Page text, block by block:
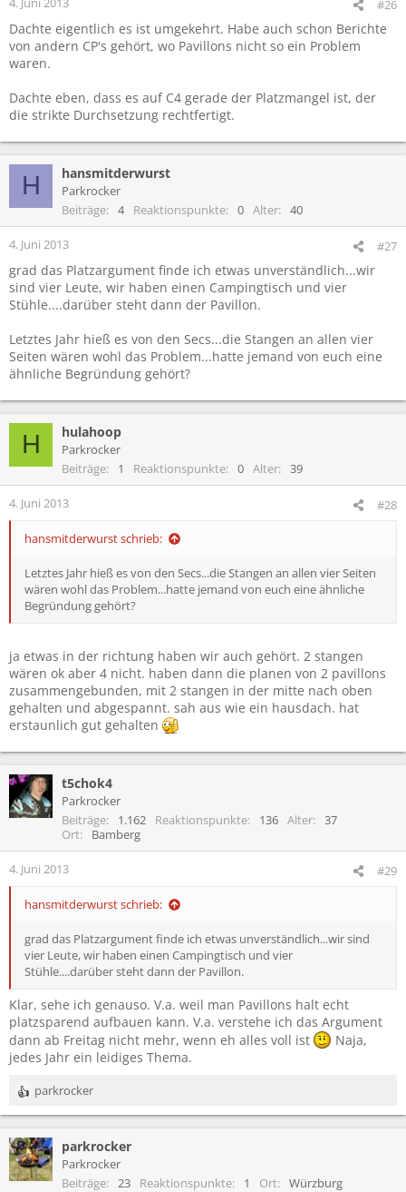
:
#26
Dachte eigentlich es ist umgekehrt. Habe auch schon Berichte
von andern CP's gehört, wo Pavillons nicht so ein Problem
waren.
Dachte eben, dass es auf C4 gerade der Platzmangel ist, der
die strikte Durchsetzung rechtfertigt.
H hansmitderwurst
Parkrocker
Beiträge
4 Reaktionspunkte 0 Alter 40
4. Juni 2013 #27
grad das Platzargument finde ich etwas unverständlich...wir
sind vier Leute, wir haben einen Campingtisch und vier
Stühle....darüber steht dann der Pavillon.
Letztes Jahr hieß es von den Secs...die Stangen an allen vier
Seiten wären wohl das Problem...hatte jemand von euch eine
ähnliche Begründung gehört?
H hulahoop
Parkrocker
Beiträge
1 Reaktionspunkte 0 Alter 39
4. Juni 2013 #28
hansmitderwurst schrieb:
Letztes Jahr hieß es von den Secs...die Stangen an allen vier Seiten
wären wohl das Problem...hatte jemand von euch eine ähnliche
Begründung gehört?
ja etwas in der richtung haben wir auch gehört. 2 stangen
wären ok aber 4 nicht. haben dann die planen von 2 pavillons
zusammengebunden, mit 2 stangen in der mitte nach oben
gehalten und abgespannt. sah aus wie ein hausdach. hat
erstaunlich gut gehalten
t5chok4
Parkrocker
Beiträge
1.162 Reaktionspunkte 136 Alter
37
Ort
Bamberg
4. Juni 2013 #29
hansmitderwurst schrieb:
grad das Platzargument finde ich etwas unverständlich...wir sind
vier Leute, wir haben einen Campingtisch und vier
Stühle....darüber steht dann der Pavillon.
Klar, sehe ich genauso. V.a. weil man Pavillons halt echt
platzsparend aufbauen kann. V.a. verstehe ich das Argument
dann ab Freitag nicht mehr, wenn eh alles voll ist
Naja,
jedes Jahr ein leidiges Thema.
R
e
k
t
i
parkrocker
parkrocker
Parkrocker
Beiträge
23 Reaktionspunkte 1 Ort Würzburg